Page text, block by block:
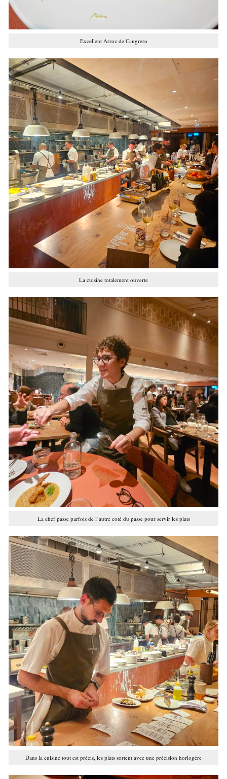
Excellent Arroz de Cangrero
La cuisine totalement ouverte
La chef passe parfois de l’autre coté du passe pour servir les plats
Dans la cuisine tout est précis, les plats sortent avec une précision horlogère